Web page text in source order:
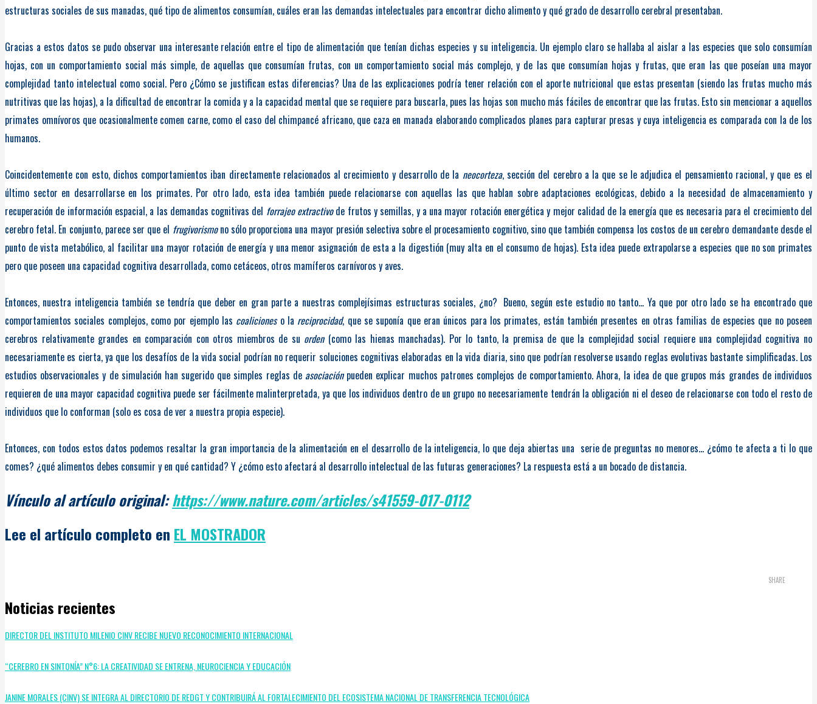
estructuras sociales de sus manadas, qué tipo de alimentos consumían, cuáles eran las demandas intelectuales para encontrar dicho alimento y qué grado de desarrollo cerebral presentaban.
Gracias a estos datos se pudo observar una interesante relación entre el tipo de alimentación que tenían dichas especies y su inteligencia. Un ejemplo claro se hallaba al aislar a las especies que solo consumían
hojas, con un comportamiento social más simple, de aquellas que consumían frutas, con un comportamiento social más complejo, y de las que consumían hojas y frutas, que eran las que poseían una mayor
complejidad tanto intelectual como social. Pero ¿Cómo se justifican estas diferencias? Una de las explicaciones podría tener relación con el aporte nutricional que estas presentan (siendo las frutas mucho más
nutritivas que las hojas), a la dificultad de encontrar la comida y a la capacidad mental que se requiere para buscarla, pues las hojas son mucho más fáciles de encontrar que las frutas. Esto sin mencionar a aquellos
primates omnívoros que ocasionalmente comen carne, como el caso del chimpancé africano, que caza en manada elaborando complicados planes para capturar presas y cuya inteligencia es comparada con la de los
humanos.
Coincidentemente con esto, dichos comportamientos iban directamente relacionados al crecimiento y desarrollo de la neocorteza, sección del cerebro a la que se le adjudica el pensamiento racional, y que es el
último sector en desarrollarse en los primates. Por otro lado, esta idea también puede relacionarse con aquellas las que hablan sobre adaptaciones ecológicas, debido a la necesidad de almacenamiento y
recuperación de información espacial, a las demandas cognitivas del forrajeo extractivode frutos y semillas, y a una mayor rotación energética y mejor calidad de la energía que es necesaria para el crecimiento del
cerebro fetal. En conjunto, parece ser que el frugivorismono sólo proporciona una mayor presión selectiva sobre el procesamiento cognitivo, sino que también compensa los costos de un cerebro demandante desde el
punto de vista metabólico, al facilitar una mayor rotación de energía y una menor asignación de esta a la digestión (muy alta en el consumo de hojas). Esta idea puede extrapolarse a especies que no son primates
pero que poseen una capacidad cognitiva desarrollada, como cetáceos, otros mamíferos carnívoros y aves.
Entonces, nuestra inteligencia también se tendría que deber en gran parte a nuestras complejísimas estructuras sociales, ¿no? Bueno, según este estudio no tanto… Ya que por otro lado se ha encontrado que
comportamientos sociales complejos, como por ejemplo las coalicioneso la reciprocidad, que se suponía que eran únicos para los primates, están también presentes en otras familias de especies que no poseen
cerebros relativamente grandes en comparación con otros miembros de su orden(como las hienas manchadas). Por lo tanto, la premisa de que la complejidad social requiere una complejidad cognitiva no
necesariamente es cierta, ya que los desafíos de la vida social podrían no requerir soluciones cognitivas elaboradas en la vida diaria, sino que podrían resolverse usando reglas evolutivas bastante simplificadas. Los
estudios observacionales y de simulación han sugerido que simples reglas de asociaciónpueden explicar muchos patrones complejos de comportamiento. Ahora, la idea de que grupos más grandes de individuos
requieren de una mayor capacidad cognitiva puede ser fácilmente malinterpretada, ya que los individuos dentro de un grupo no necesariamente tendrán la obligación ni el deseo de relacionarse con todo el resto de
individuos que lo conforman (solo es cosa de ver a nuestra propia especie).
Entonces, con todos estos datos podemos resaltar la gran importancia de la alimentación en el desarrollo de la inteligencia, lo que deja abiertas una serie de preguntas no menores… ¿cómo te afecta a ti lo que
comes? ¿qué alimentos debes consumir y en qué cantidad? Y ¿cómo esto afectará al desarrollo intelectual de las futuras generaciones? La respuesta está a un bocado de distancia.
Vínculo al artículo original:https://www.nature.com/articles/s41559-017-0112
Lee el artículo completo en EL MOSTRADOR
SHARE
Noticias recientes
DIRECTOR DEL INSTITUTO MILENIO CINV RECIBE NUEVO RECONOCIMIENTO INTERNACIONAL
“CEREBRO EN SINTONÍA” N°6: LA CREATIVIDAD SE ENTRENA, NEUROCIENCIA Y EDUCACIÓN
JANINE MORALES (CINV) SE INTEGRA AL DIRECTORIO DE REDGT Y CONTRIBUIRÁ AL FORTALECIMIENTO DEL ECOSISTEMA NACIONAL DE TRANSFERENCIA TECNOLÓGICA